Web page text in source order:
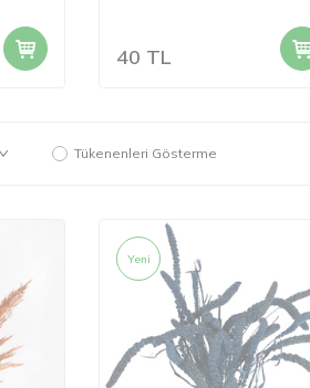
40 TL
Tükenenleri Gösterme
Yeni